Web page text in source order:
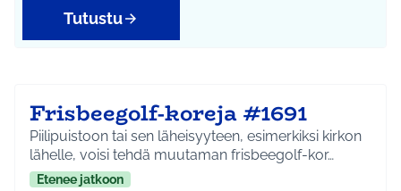
Tutustu
Frisbeegolf-koreja #1691
Piilipuistoon tai sen läheisyyteen, esimerkiksi kirkon
lähelle, voisi tehdä muutaman frisbeegolf-kor…
Etenee jatkoon